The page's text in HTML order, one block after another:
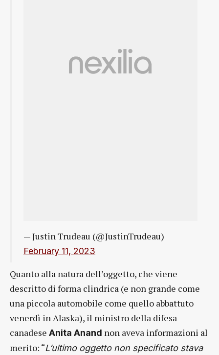
— Justin Trudeau (@JustinTrudeau)
February 11, 2023
Quanto alla natura dell’oggetto, che viene
descritto di forma clindrica (e non grande come
una piccola automobile come quello abbattuto
venerdì in Alaska), il ministro della difesa
canadese Anita Anand non aveva informazioni al
merito: “L’ultimo oggetto non specificato stava